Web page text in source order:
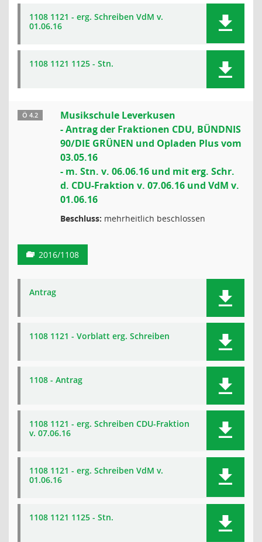
1108 1121 - erg. Schreiben VdM v.
01.06.16
1108 1121 1125 - Stn.
Ö 4.2
Musikschule Leverkusen
- Antrag der Fraktionen CDU, BÜNDNIS
90/DIE GRÜNEN und Opladen Plus vom
03.05.16
- m. Stn. v. 06.06.16 und mit erg. Schr.
d. CDU-Fraktion v. 07.06.16 und VdM v.
01.06.16
Beschluss: mehrheitlich beschlossen
2016/1108
Antrag
1108 1121 - Vorblatt erg. Schreiben
1108 - Antrag
1108 1121 - erg. Schreiben CDU-Fraktion
v. 07.06.16
1108 1121 - erg. Schreiben VdM v.
01.06.16
1108 1121 1125 - Stn.